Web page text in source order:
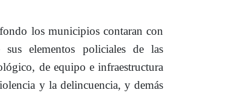
los municipios contaran con
elementos policiales de las
de equipo e infraestructura
y la delincuencia, y demás